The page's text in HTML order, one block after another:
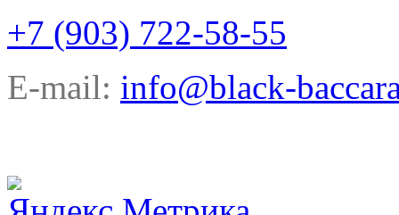
+7 (903) 722-58-55
E-mail: info@black-